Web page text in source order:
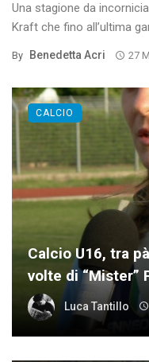
Una stagione da
Kraft che fino all’ultima
By Benedetta Acri 27
Calcio U16, tra
volte di “Mister”
Luca Tantillo
CALCIO